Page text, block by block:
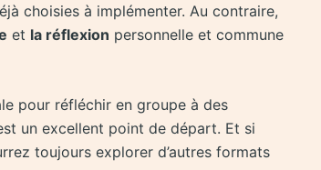
choisies à implémenter. Au contraire,
et la réflexion personnelle et commune
pour réfléchir en groupe à des
un excellent point de départ. Et si
toujours explorer d’autres formats